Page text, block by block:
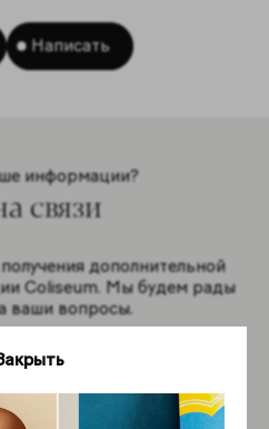
Написать
информации?
связи
дополнительной
Coliseum. Мы будем рады
ваши вопросы.
связь